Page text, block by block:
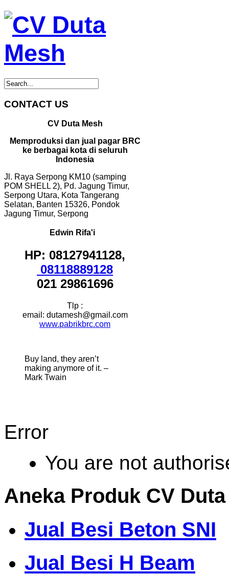
CONTACT US
CV Duta Mesh
Memproduksi dan jual pagar BRC
ke berbagai kota di seluruh
Indonesia
Jl. Raya Serpong KM10 (samping
POM SHELL 2), Pd. Jagung Timur,
Serpong Utara, Kota Tangerang
Selatan, Banten 15326, Pondok
Jagung Timur, Serpong
Edwin Rifa'i
HP: 08127941128,
08118889128
021 29861696
Tlp :
email: dutamesh@gmail.com
www.pabrikbrc.com
Buy land, they aren’t
making anymore of it. –
Mark Twain
Error
You are not
Aneka Produk CV
Jual Besi Beton SNI
Jual Besi H Beam